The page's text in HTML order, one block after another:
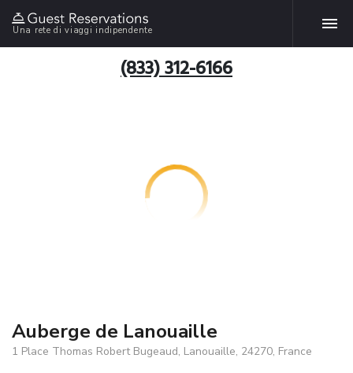
Una rete di viaggi indipendente
(833) 312-6166
Auberge de Lanouaille
1 Place Thomas Robert Bugeaud, Lanouaille, 24270, France